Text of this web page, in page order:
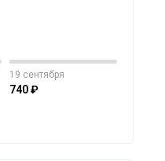
19 сентября
740 ₽